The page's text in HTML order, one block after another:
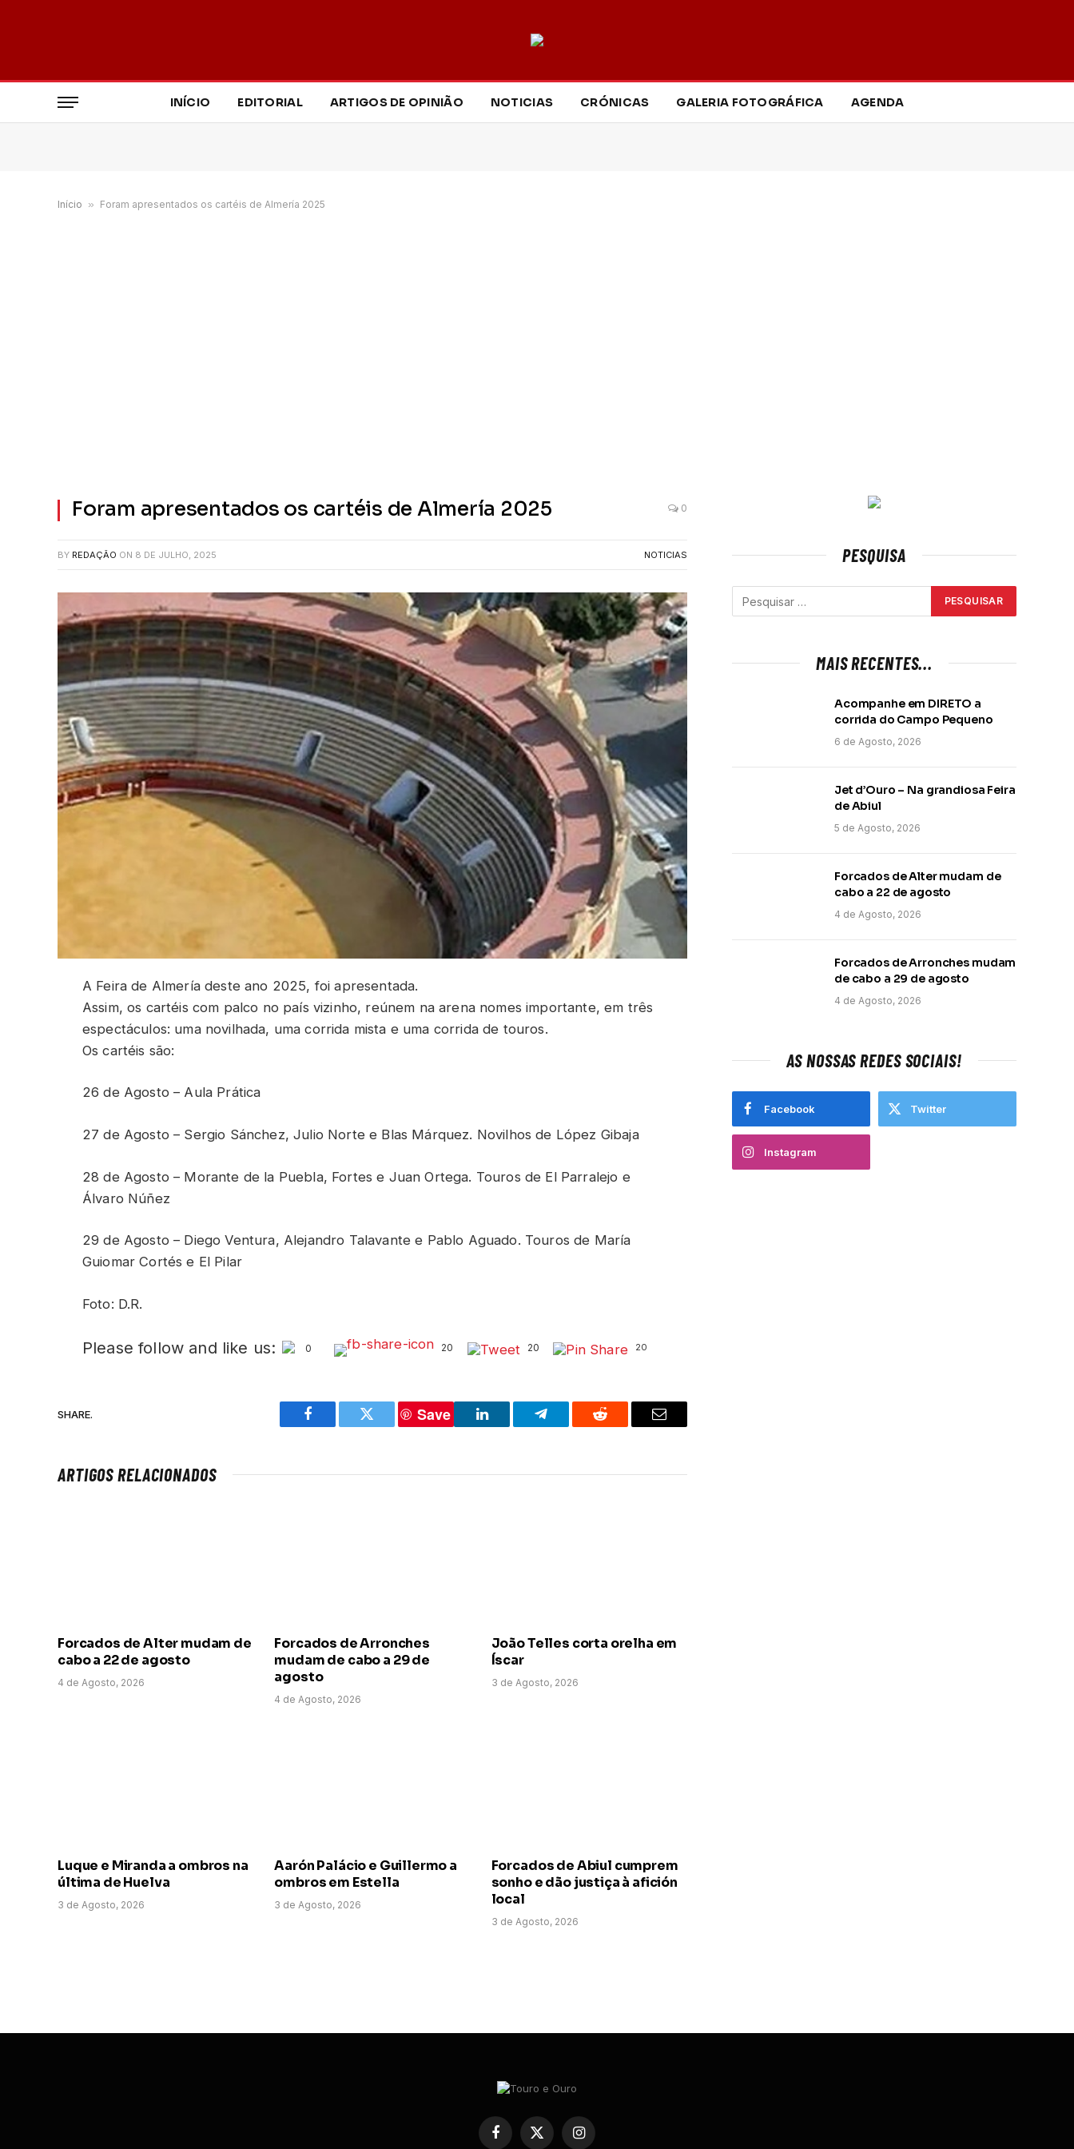
INÍCIO EDITORIAL ARTIGOS DE OPINIÃO NOTICIAS CRÓNICAS GALERIA FOTOGRÁFICA AGENDA
Início » Foram apresentados os cartéis de Almería 2025
Foram apresentados os cartéis de Almería 2025 0
BY REDAÇÃO ON 8 DE JULHO, 2025 NOTICIAS
A Feira de Almería deste ano 2025, foi apresentada.
Assim, os cartéis com palco no país vizinho, reúnem na arena nomes importante, em três
espectáculos: uma novilhada, uma corrida mista e uma corrida de touros.
Os cartéis são:
26 de Agosto – Aula Prática
27 de Agosto – Sergio Sánchez, Julio Norte e Blas Márquez. Novilhos de López Gibaja
28 de Agosto – Morante de la Puebla, Fortes e Juan Ortega. Touros de El Parralejo e
Álvaro Núñez
29 de Agosto – Diego Ventura, Alejandro Talavante e Pablo Aguado. Touros de María
Guiomar Cortés e El Pilar
Foto: D.R.
Please follow and like us: 0 20 20 20
SHARE.
Facebook Twitter
Save
LinkedIn Telegram Reddit Email
ARTIGOS RELACIONADOS
Forcados de Alter mudam de
cabo a 22 de agosto
4 de Agosto, 2026
Forcados de Arronches
mudam de cabo a 29 de
agosto
4 de Agosto, 2026
João Telles corta orelha em
Íscar
3 de Agosto, 2026
Luque e Miranda a ombros na
última de Huelva
3 de Agosto, 2026
Aarón Palácio e Guillermo a
ombros em Estella
3 de Agosto, 2026
Forcados de Abiul cumprem
sonho e dão justiça à afición
local
3 de Agosto, 2026
PESQUISA
MAIS RECENTES...
Acompanhe em DIRETO a
corrida do Campo Pequeno
6 de Agosto, 2026
Jet d’Ouro – Na grandiosa Feira
de Abiul
5 de Agosto, 2026
Forcados de Alter mudam de
cabo a 22 de agosto
4 de Agosto, 2026
Forcados de Arronches mudam
de cabo a 29 de agosto
4 de Agosto, 2026
AS NOSSAS REDES SOCIAIS!
Facebook Twitter
Instagram
Facebook
X
Instagram